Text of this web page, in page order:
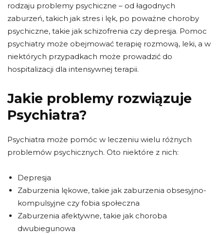
rodzaju problemy psychiczne – od łagodnych
zaburzeń, takich jak stres i lęk, po poważne choroby
psychiczne, takie jak schizofrenia czy depresja. Pomoc
psychiatry może obejmować terapię rozmową, leki, a w
niektórych przypadkach może prowadzić do
hospitalizacji dla intensywnej terapii.
Jakie problemy rozwiązuje
Psychiatra?
Psychiatra może pomóc w leczeniu wielu różnych
problemów psychicznych. Oto niektóre z nich:
Depresja
Zaburzenia lękowe, takie jak zaburzenia obsesyjno-
kompulsyjne czy fobia społeczna
Zaburzenia afektywne, takie jak choroba
dwubiegunowa